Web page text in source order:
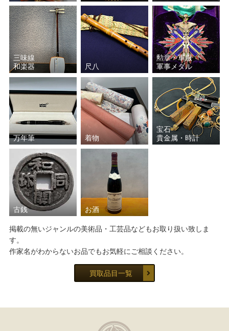
三味線
和楽器
尺八
勲章・軍服
軍事メダル
万年筆 着物
宝石
貴金属・時計
古銭 お酒
掲載の無いジャンルの美術品・工芸品などもお取り扱い致しま
す。
作家名がわからないお品でもお気軽にご相談ください。
買取品目一覧